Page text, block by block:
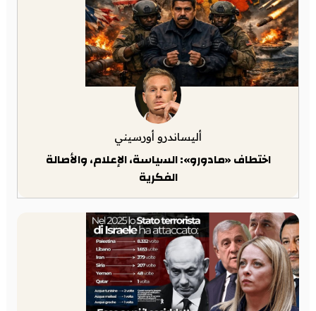
أليساندرو أورسيني
اختطاف «مادورو»: السياسة، الإعلام، والأصالة
الفكرية